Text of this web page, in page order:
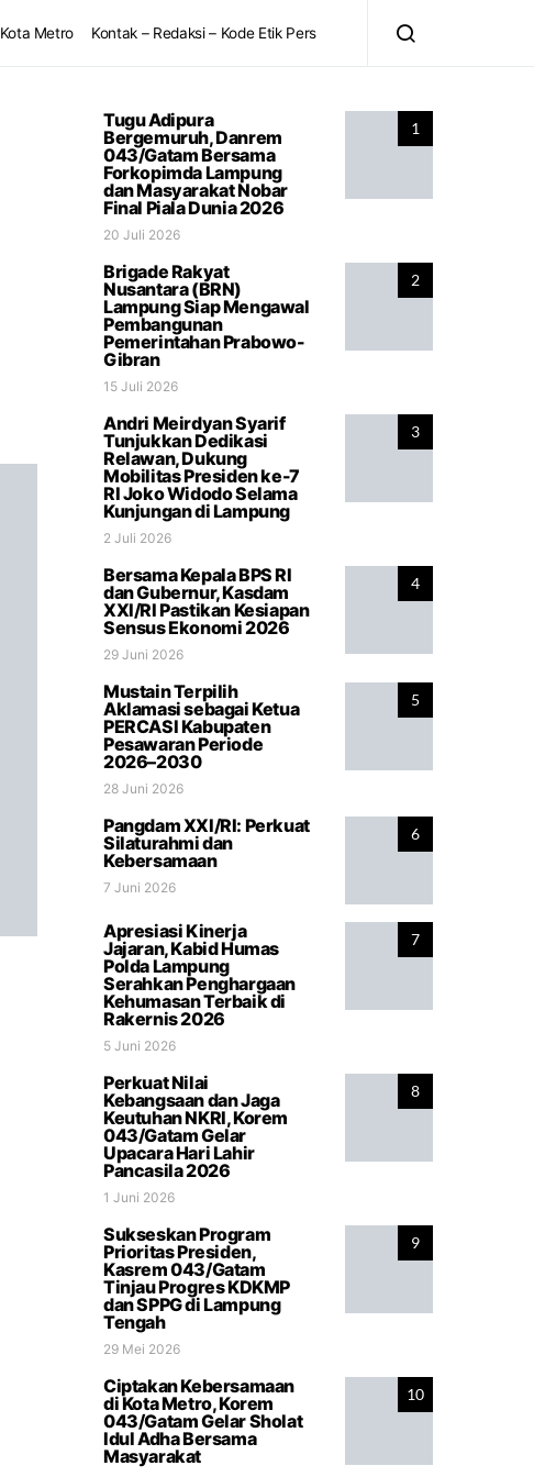
Kota Metro Kontak – Redaksi – Kode Etik Pers
1
Tugu Adipura
Bergemuruh, Danrem
043/Gatam Bersama
Forkopimda Lampung
dan Masyarakat Nobar
Final Piala Dunia 2026
20 Juli 2026
2
Brigade Rakyat
Nusantara (BRN)
Lampung Siap Mengawal
Pembangunan
Pemerintahan Prabowo-
Gibran
15 Juli 2026
3
Andri Meirdyan Syarif
Tunjukkan Dedikasi
Relawan, Dukung
Mobilitas Presiden ke-7
RI Joko Widodo Selama
Kunjungan di Lampung
2 Juli 2026
4
Bersama Kepala BPS RI
dan Gubernur, Kasdam
XXI/RI Pastikan Kesiapan
Sensus Ekonomi 2026
29 Juni 2026
5
Mustain Terpilih
Aklamasi sebagai Ketua
PERCASI Kabupaten
Pesawaran Periode
2026–2030
28 Juni 2026
6
Pangdam XXI/RI: Perkuat
Silaturahmi dan
Kebersamaan
7 Juni 2026
7
Apresiasi Kinerja
Jajaran, Kabid Humas
Polda Lampung
Serahkan Penghargaan
Kehumasan Terbaik di
Rakernis 2026
5 Juni 2026
8
Perkuat Nilai
Kebangsaan dan Jaga
Keutuhan NKRI, Korem
043/Gatam Gelar
Upacara Hari Lahir
Pancasila 2026
1 Juni 2026
9
Sukseskan Program
Prioritas Presiden,
Kasrem 043/Gatam
Tinjau Progres KDKMP
dan SPPG di Lampung
Tengah
29 Mei 2026
10
Ciptakan Kebersamaan
di Kota Metro, Korem
043/Gatam Gelar Sholat
Idul Adha Bersama
Masyarakat